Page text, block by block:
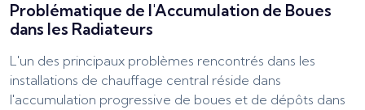
Problématique de l'Accumulation de Boues
dans les Radiateurs
L'un des principaux problèmes rencontrés dans les
installations de chauffage central réside dans
l'accumulation progressive de boues et de dépôts dans